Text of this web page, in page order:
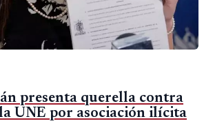
presenta querella contra
UNE por asociación ilícita